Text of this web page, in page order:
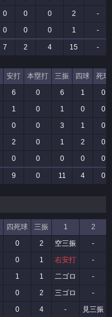
0 0 0 2
-
0 0 0 1 -
7 2 4 15 -
安打 本塁打 三振 四球
死球
6 0 6 1
0
1 0 1 0
0
0 0 3 1
0
2 0 1 2
0
0 0 0 0 0
9 0 11 4 0
四死球 三振 1
2
0 2 空三振
-
0 1 右安打 -
1 1 二ゴロ
-
0 2 三ゴロ
-
0 4 -
見三振